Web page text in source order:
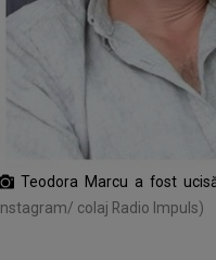
Teodora Marcu a fost
Instagram/ colaj Radio Impuls)